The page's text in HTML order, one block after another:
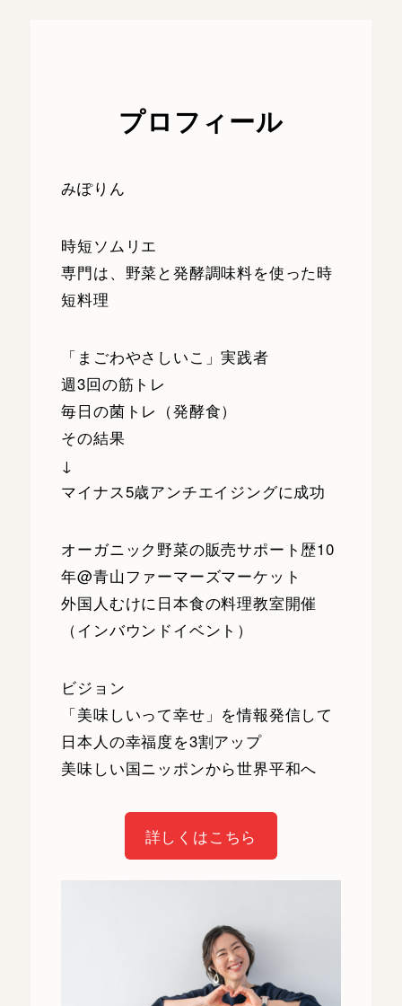
プロフィール
みぽりん
時短ソムリエ
専門は、野菜と発酵調味料を使った時
短料理
「まごわやさしいこ」実践者
週3回の筋トレ
毎日の菌トレ（発酵食）
その結果
↓
マイナス5歳アンチエイジングに成功
オーガニック野菜の販売サポート歴10
年@青山ファーマーズマーケット
外国人むけに日本食の料理教室開催
（インバウンドイベント）
ビジョン
「美味しいって幸せ」を情報発信して
日本人の幸福度を3割アップ
美味しい国ニッポンから世界平和へ
詳しくはこちら